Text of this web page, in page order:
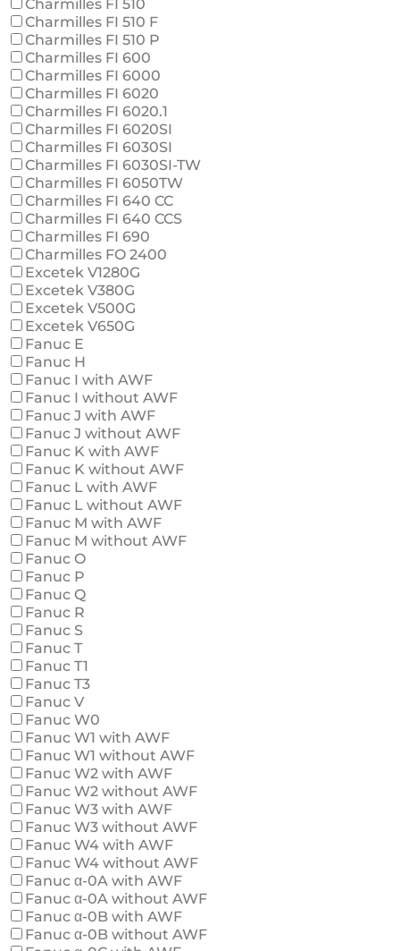
Charmilles FI 510
Charmilles FI 510 F
Charmilles FI 510 P
Charmilles FI 600
Charmilles FI 6000
Charmilles FI 6020
Charmilles FI 6020.1
Charmilles FI 6020SI
Charmilles FI 6030SI
Charmilles FI 6030SI-TW
Charmilles FI 6050TW
Charmilles FI 640 CC
Charmilles FI 640 CCS
Charmilles FI 690
Charmilles FO 2400
Excetek V1280G
Excetek V380G
Excetek V500G
Excetek V650G
Fanuc E
Fanuc H
Fanuc I with AWF
Fanuc I without AWF
Fanuc J with AWF
Fanuc J without AWF
Fanuc K with AWF
Fanuc K without AWF
Fanuc L with AWF
Fanuc L without AWF
Fanuc M with AWF
Fanuc M without AWF
Fanuc O
Fanuc P
Fanuc Q
Fanuc R
Fanuc S
Fanuc T
Fanuc T1
Fanuc T3
Fanuc V
Fanuc W0
Fanuc W1 with AWF
Fanuc W1 without AWF
Fanuc W2 with AWF
Fanuc W2 without AWF
Fanuc W3 with AWF
Fanuc W3 without AWF
Fanuc W4 with AWF
Fanuc W4 without AWF
Fanuc α-0A with AWF
Fanuc α-0A without AWF
Fanuc α-0B with AWF
Fanuc α-0B without AWF